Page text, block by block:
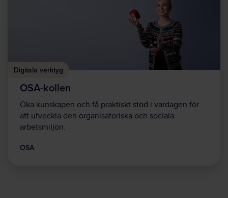
Digitala verktyg
OSA-kollen
Öka kunskapen och få praktiskt stöd i vardagen för
att utveckla den organisatoriska och sociala
arbetsmiljön.
OSA